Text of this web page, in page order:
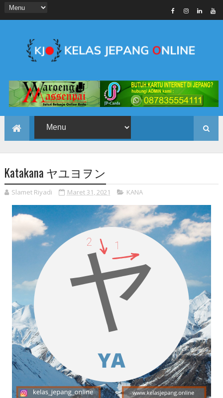
Katakana ヤユヨヲン
Slamet Riyadi Maret 31, 2021 KANA